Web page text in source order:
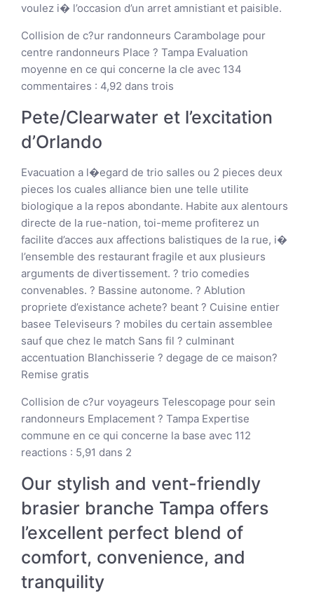
voulez i� l’occasion d’un arret amnistiant et paisible.
Collision de c?ur randonneurs Carambolage pour
centre randonneurs Place ? Tampa Evaluation
moyenne en ce qui concerne la cle avec 134
commentaires : 4,92 dans trois
Pete/Clearwater et l’excitation
d’Orlando
Evacuation a l�egard de trio salles ou 2 pieces deux
pieces los cuales alliance bien une telle utilite
biologique a la repos abondante. Habite aux alentours
directe de la rue-nation, toi-meme profiterez un
facilite d’acces aux affections balistiques de la rue, i�
l’ensemble des restaurant fragile et aux plusieurs
arguments de divertissement. ? trio comedies
convenables. ? Bassine autonome. ? Ablution
propriete d’existance achete? beant ? Cuisine entier
basee Televiseurs ? mobiles du certain assemblee
sauf que chez le match Sans fil ? culminant
accentuation Blanchisserie ? degage de ce maison?
Remise gratis
Collision de c?ur voyageurs Telescopage pour sein
randonneurs Emplacement ? Tampa Expertise
commune en ce qui concerne la base avec 112
reactions : 5,91 dans 2
Our stylish and vent-friendly
brasier branche Tampa offers
l’excellent perfect blend of
comfort, convenience, and
tranquility